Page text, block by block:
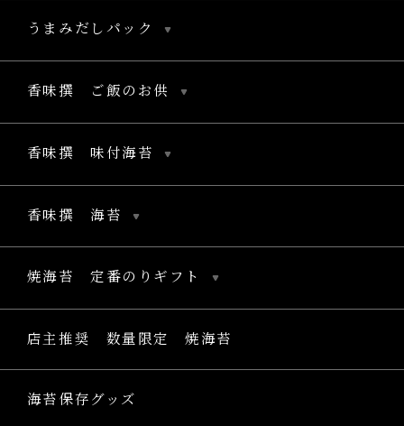
うまみだしパック
香味撰 ご飯のお供
香味撰 味付海苔
香味撰 海苔
焼海苔 定番のりギフト
店主推奨 数量限定 焼海苔
海苔保存グッズ